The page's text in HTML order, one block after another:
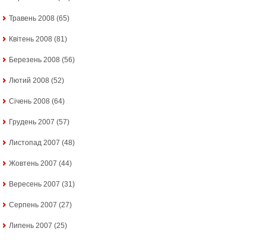
Травень 2008 (65)
Квітень 2008 (81)
Березень 2008 (56)
Лютий 2008 (52)
Січень 2008 (64)
Грудень 2007 (57)
Листопад 2007 (48)
Жовтень 2007 (44)
Вересень 2007 (31)
Серпень 2007 (27)
Липень 2007 (25)